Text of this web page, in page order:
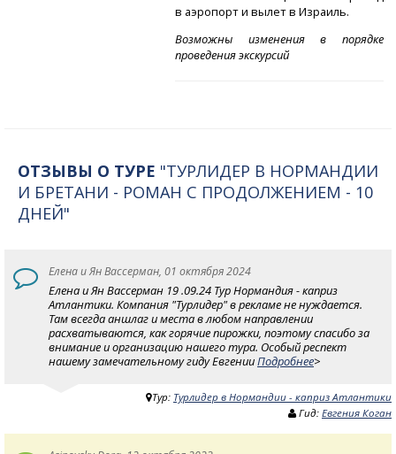
в аэропорт и вылет в Израиль.
Возможны изменения в порядке
проведения экскурсий
ОТЗЫВЫ О ТУРЕ "ТУРЛИДЕР В НОРМАНДИИ
И БРЕТАНИ - РОМАН С ПРОДОЛЖЕНИЕМ - 10
ДНЕЙ"
Елена и Ян Вассерман, 01 октября 2024
Елена и Ян Вассерман 19 .09.24 Тур Нормандия - каприз
Атлантики. Компания "Турлидер" в рекламе не нуждается.
Там всегда аншлаг и места в любом направлении
расхватываются, как горячие пирожки, поэтому спасибо за
внимание и организацию нашего тура. Особый респект
нашему замечательному гиду ЕвгенииПодробнее>
Тур: Турлидер в Нормандии - каприз Атлантики
Гид: Евгения Коган